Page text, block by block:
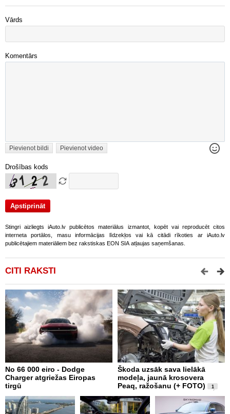
Vārds
Komentārs
Pievienot bildi Pievienot video
Drošības kods
Stingri aizliegts iAuto.lv publicētos materiālus izmantot, kopēt vai reproducēt citos
interneta portālos, masu informācijas līdzekļos vai kā citādi rīkoties ar iAuto.lv
publicētajiem materiāliem bez rakstiskas EON SIA atļaujas saņemšanas.
CITI RAKSTI
No 66 000 eiro - Dodge
Charger atgriežas Eiropas
tirgū
Škoda uzsāk sava lielākā
modeļa, jaunā krosovera
Peaq, ražošanu (+ FOTO)
1